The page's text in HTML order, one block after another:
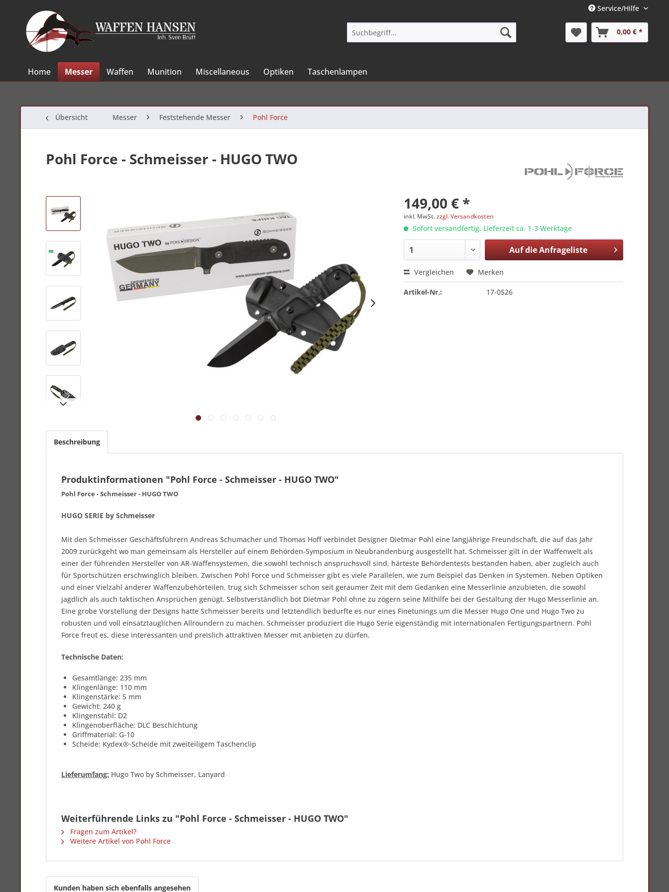
Service/Hilfe
0,00 € *
Home Messer Waffen Munition Miscellaneous Optiken Taschenlampen
Übersicht Messer Feststehende Messer Pohl Force
Pohl Force - Schmeisser - HUGO TWO
149,00 € *
inkl. MwSt.zzgl. Versandkosten
Sofort versandfertig, Lieferzeit ca. 1-3 Werktage
Auf dieAnfrageliste
Vergleichen Merken
Artikel-Nr.: 17-0526
Beschreibung
Produktinformationen "Pohl Force - Schmeisser - HUGO TWO"
Pohl Force - Schmeisser - HUGO TWO
HUGO SERIE by Schmeisser
Mit den Schmeisser Geschäftsführern Andreas Schumacher und Thomas Hoff verbindet Designer Dietmar Pohl eine langjährige Freundschaft, die auf das Jahr
2009 zurückgeht wo man gemeinsam als Hersteller auf einem Behörden-Symposium in Neubrandenburg ausgestellt hat. Schmeisser gilt in der Waffenwelt als
einer der führenden Hersteller von AR-Waffensystemen, die sowohl technisch anspruchsvoll sind, härteste Behördentests bestanden haben, aber zugleich auch
für Sportschützen erschwinglich bleiben. Zwischen Pohl Force und Schmeisser gibt es viele Parallelen, wie zum Beispiel das Denken in Systemen. Neben Optiken
und einer Vielzahl anderer Waffenzubehörteilen, trug sich Schmeisser schon seit geraumer Zeit mit dem Gedanken eine Messerlinie anzubieten, die sowohl
jagdlich als auch taktischen Ansprüchen genügt. Selbstverständlich bot Dietmar Pohl ohne zu zögern seine Mithilfe bei der Gestaltung der Hugo Messerlinie an.
Eine grobe Vorstellung der Designs hatte Schmeisser bereits und letztendlich bedurfte es nur eines Finetunings um die Messer Hugo One und Hugo Two zu
robusten und voll einsatztauglichen Allroundern zu machen. Schmeisser produziert die Hugo Serie eigenständig mit internationalen Fertigungspartnern. Pohl
Force freut es, diese interessanten und preislich attraktiven Messer mit anbieten zu dürfen.
Technische Daten:
Gesamtlänge: 235 mm
Klingenlänge: 110 mm
Klingenstärke: 5 mm
Gewicht: 240 g
Klingenstahl: D2
Klingenoberfläche: DLC Beschichtung
Griffmaterial: G-10
Scheide: Kydex®-Scheide mit zweiteiligem Taschenclip
Lieferumfang: Hugo Two by Schmeisser, Lanyard
Weiterführende Links zu "Pohl Force - Schmeisser - HUGO TWO"
Fragen zum Artikel?
Weitere Artikel von Pohl Force
Kunden haben sich ebenfalls angesehen